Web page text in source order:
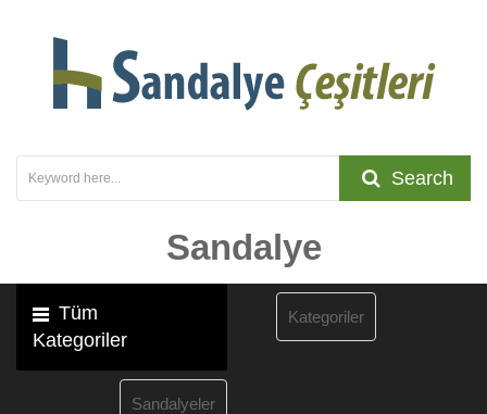
Search
Sandalye
Tüm
Kategoriler
Sandalyeler
Kategoriler